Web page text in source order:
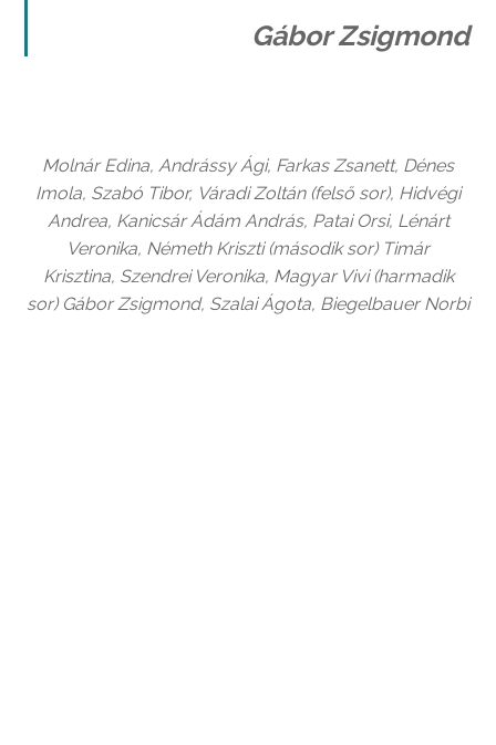
Gábor Zsigmond
Molnár Edina, Andrássy Ági, Farkas Zsanett, Dénes
Imola, Szabó Tibor, Váradi Zoltán (felső sor), Hidvégi
Andrea, Kanicsár Ádám András, Patai Orsi, Lénárt
Veronika, Németh Kriszti (második sor) Timár
Krisztina, Szendrei Veronika, Magyar Vivi (harmadik
sor) Gábor Zsigmond, Szalai Ágota, Biegelbauer Norbi